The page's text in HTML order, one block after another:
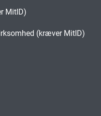
MitID)
(kræver MitID)